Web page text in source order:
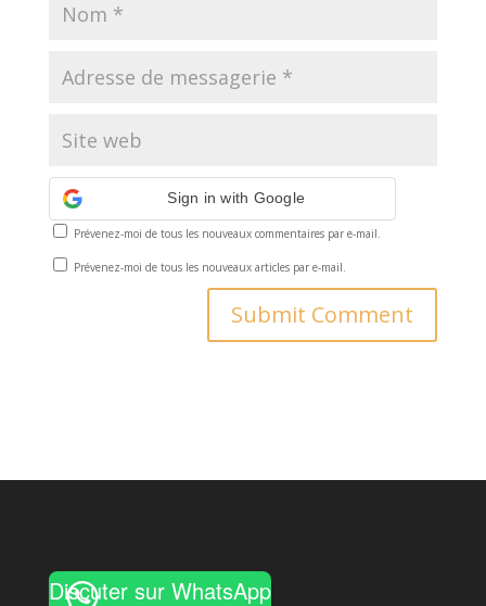
Sign in with Google
Prévenez-moi de tous les nouveaux commentaires par e-mail.
Prévenez-moi de tous les nouveaux articles par e-mail.
Discuter sur WhatsApp